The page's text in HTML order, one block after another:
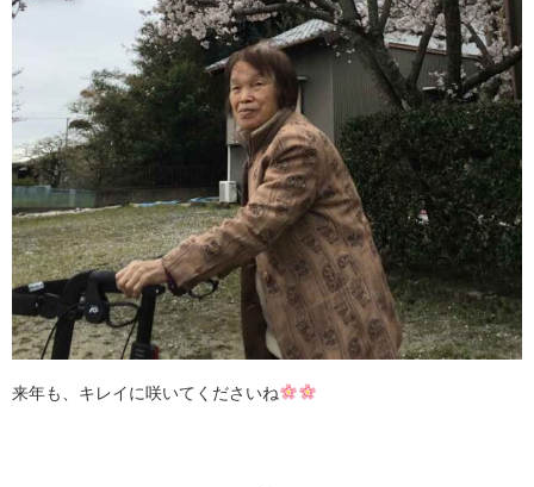
来年も、キレイに咲いてくださいね